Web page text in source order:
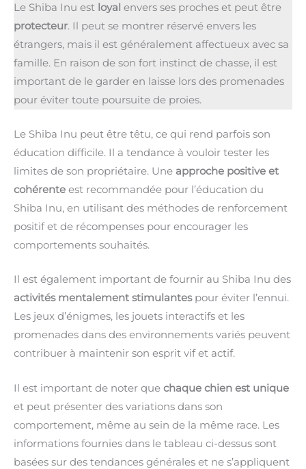
Le Shiba Inu est loyal envers ses proches et peut être
protecteur. Il peut se montrer réservé envers les
étrangers, mais il est généralement affectueux avec sa
famille. En raison de son fort instinct de chasse, il est
important de le garder en laisse lors des promenades
pour éviter toute poursuite de proies.
Le Shiba Inu peut être têtu, ce qui rend parfois son
éducation difficile. Il a tendance à vouloir tester les
limites de son propriétaire. Une approche positive et
cohérente est recommandée pour l’éducation du
Shiba Inu, en utilisant des méthodes de renforcement
positif et de récompenses pour encourager les
comportements souhaités.
Il est également important de fournir au Shiba Inu des
activités mentalement stimulantespour éviter l’ennui.
Les jeux d’énigmes, les jouets interactifs et les
promenades dans des environnements variés peuvent
contribuer à maintenir son esprit vif et actif.
Il est important de noter que chaque chien est unique
et peut présenter des variations dans son
comportement, même au sein de la même race. Les
informations fournies dans le tableau ci-dessus sont
basées sur des tendances générales et ne s’appliquent